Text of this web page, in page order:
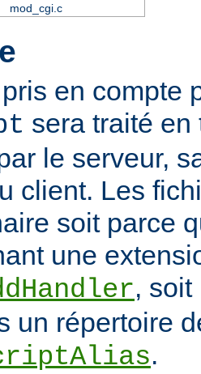
mod_cgi.c
en compte
sera traité en
le serveur,
client. Les
soit parce
une
,
un répertoire
.